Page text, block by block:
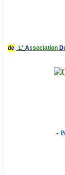
de
L' Association D
-